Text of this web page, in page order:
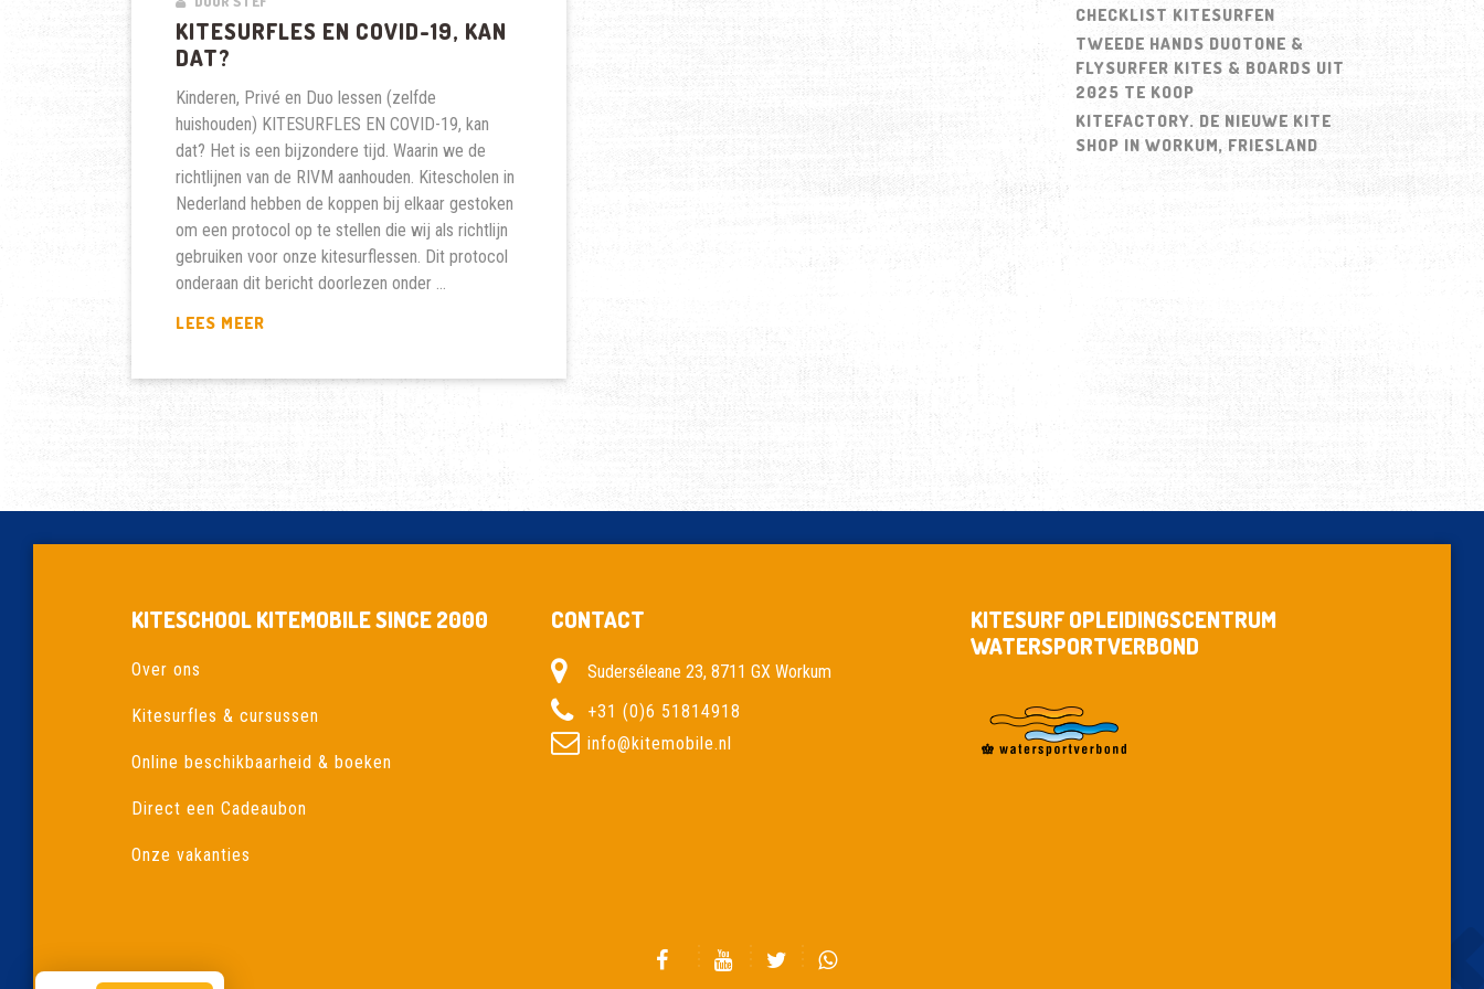
KITESURFLES EN COVID-19, KAN
DAT?
Kinderen, Privé en Duo lessen (zelfde
huishouden) KITESURFLES EN COVID-19, kan
dat? Het is een bijzondere tijd. Waarin we de
richtlijnen van de RIVM aanhouden. Kitescholen in
Nederland hebben de koppen bij elkaar gestoken
om een protocol op te stellen die wij als richtlijn
gebruiken voor onze kitesurflessen. Dit protocol
onderaan dit bericht doorlezen onder …
LEES MEERKITESURFLES
19,
KAN
DAT?
CHECKLIST KITESURFEN
TWEEDE HANDS DUOTONE &
FLYSURFER KITES & BOARDS UIT
2025 TE KOOP
KITEFACTORY. DE NIEUWE KITE
SHOP IN WORKUM, FRIESLAND
KITESCHOOL KITEMOBILE SINCE 2000
Over ons
Kitesurfles & cursussen
Online beschikbaarheid & boeken
Direct een Cadeaubon
Onze vakanties
CONTACT
Suderséleane 23, 8711 GX Workum
+31 (0)6 51814918
info@kitemobile.nl
KITESURF OPLEIDINGSCENTRUM
WATERSPORTVERBOND